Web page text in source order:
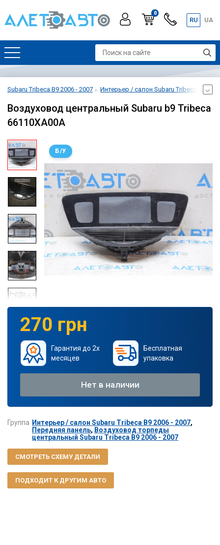
0
RU UA
Subaru Tribeca B9 2006 - 2007 Интерьер / салон Subaru Tribeca B9
Воздуховод центральный Subaru b9 Tribeca
66110XA00A
Б/У
270 грн
Гарантия до 2х
месяцев
Бесплатная
упаковка
Нет в наличии
Группа Интерьер / салон Subaru Tribeca B9 2006 - 2007,
Передняя панель, Воздуховод торпеды
центральный Subaru Tribeca B9 2006 - 2007
СМОТРЕТЬ СХЕМУ ДЕТАЛИ
ПОДХОДИТ К ДРУГИМ АВТО